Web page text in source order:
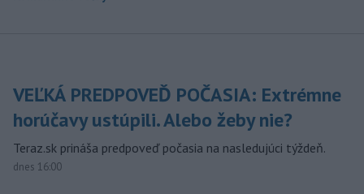
VEĽKÁ PREDPOVEĎ POČASIA: Extrémne
horúčavy ustúpili. Alebo žeby nie?
Teraz.sk prináša predpoveď počasia na nasledujúci týždeň.
dnes 16:00